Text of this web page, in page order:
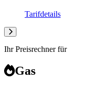
Tarifdetails
Ihr Preisrechner für
Gas